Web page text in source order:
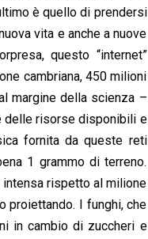
è quello di prendersi
vita e anche a nuove
questo “internet”
cambriana, 450 milioni
margine della scienza –
delle risorse disponibili e
fornita da queste reti
1 grammo di terreno.
rispetto al milione
proiettando. I funghi, che
in cambio di zuccheri e